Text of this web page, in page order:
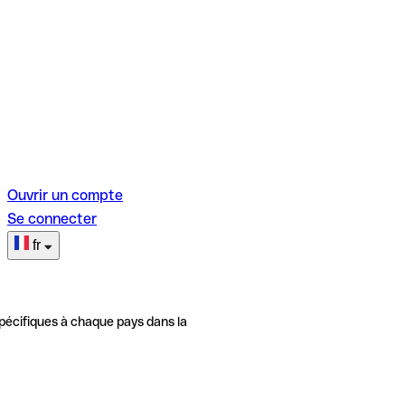
Ouvrir un compte
Se connecter
fr
à chaque pays dans la